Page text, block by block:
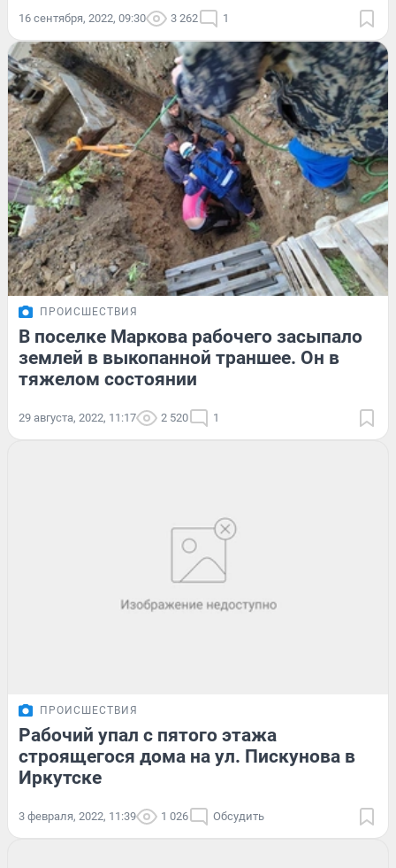
16 сентября, 2022, 09:30 3 262 1
ПРОИСШЕСТВИЯ
В поселке Маркова рабочего засыпало
землей в выкопанной траншее. Он в
тяжелом состоянии
29 августа, 2022, 11:17 2 520 1
ПРОИСШЕСТВИЯ
Рабочий упал с пятого этажа
строящегося дома на ул. Пискунова в
Иркутске
3 февраля, 2022, 11:39 1 026 Обсудить